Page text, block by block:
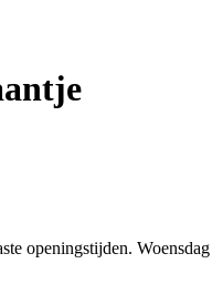
openingstijden.